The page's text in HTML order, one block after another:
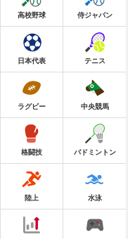
高校野球 侍ジャパン
日本代表 テニス
ラグビー 中央競馬
格闘技 バドミントン
陸上 水泳